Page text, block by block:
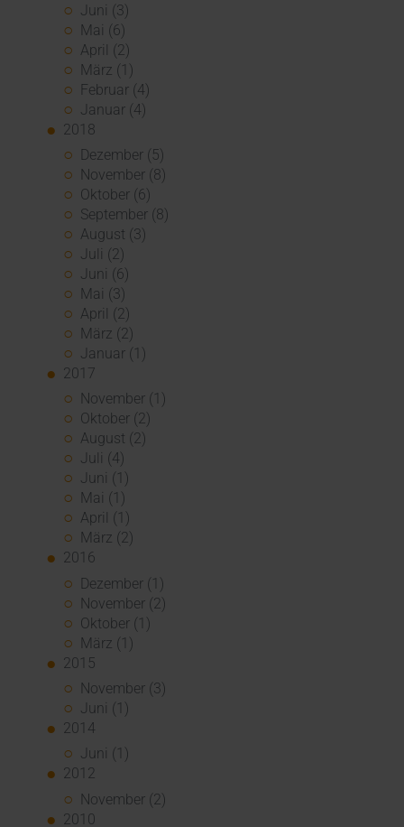
Juni (3)
Mai (6)
April (2)
März (1)
Februar (4)
Januar (4)
2018
Dezember (5)
November (8)
Oktober (6)
September (8)
August (3)
Juli (2)
Juni (6)
Mai (3)
April (2)
März (2)
Januar (1)
2017
November (1)
Oktober (2)
August (2)
Juli (4)
Juni (1)
Mai (1)
April (1)
März (2)
2016
Dezember (1)
November (2)
Oktober (1)
März (1)
2015
November (3)
Juni (1)
2014
Juni (1)
2012
November (2)
2010